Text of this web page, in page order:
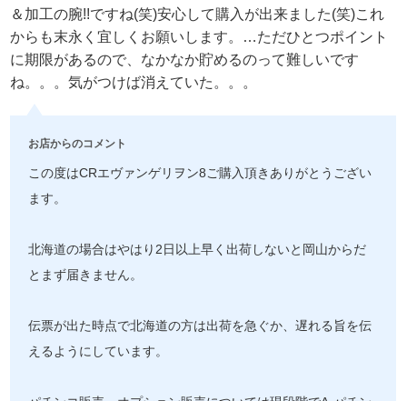
＆加工の腕!!ですね(笑)安心して購入が出来ました(笑)これ
からも末永く宜しくお願いします。…ただひとつポイント
に期限があるので、なかなか貯めるのって難しいです
ね。。。気がつけば消えていた。。。
お店からのコメント
この度はCRエヴァンゲリヲン8ご購入頂きありがとうござい
ます。
北海道の場合はやはり2日以上早く出荷しないと岡山からだ
とまず届きません。
伝票が出た時点で北海道の方は出荷を急ぐか、遅れる旨を伝
えるようにしています。